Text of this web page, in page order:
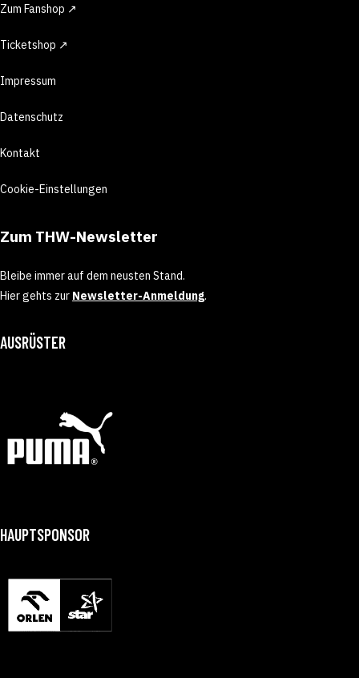
Zum Fanshop ↗
Ticketshop ↗
Impressum
Datenschutz
Kontakt
Cookie-Einstellungen
Zum THW-Newsletter
Bleibe immer auf dem neusten Stand.
Hier gehts zur Newsletter-Anmeldung.
AUSRÜSTER
HAUPTSPONSOR